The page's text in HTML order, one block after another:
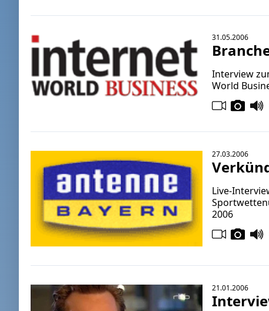
31.05.2006
Interview
World
27.03.2006
Live-
2006
21.01.2006